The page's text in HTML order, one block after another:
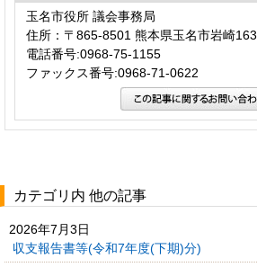
玉名市役所 議会事務局
住所：〒865-8501 熊本県玉名市岩崎163
電話番号:0968-75-1155
ファックス番号:0968-71-0622
カテゴリ内 他の記事
2026年7月3日
収支報告書等(令和7年度(下期)分)